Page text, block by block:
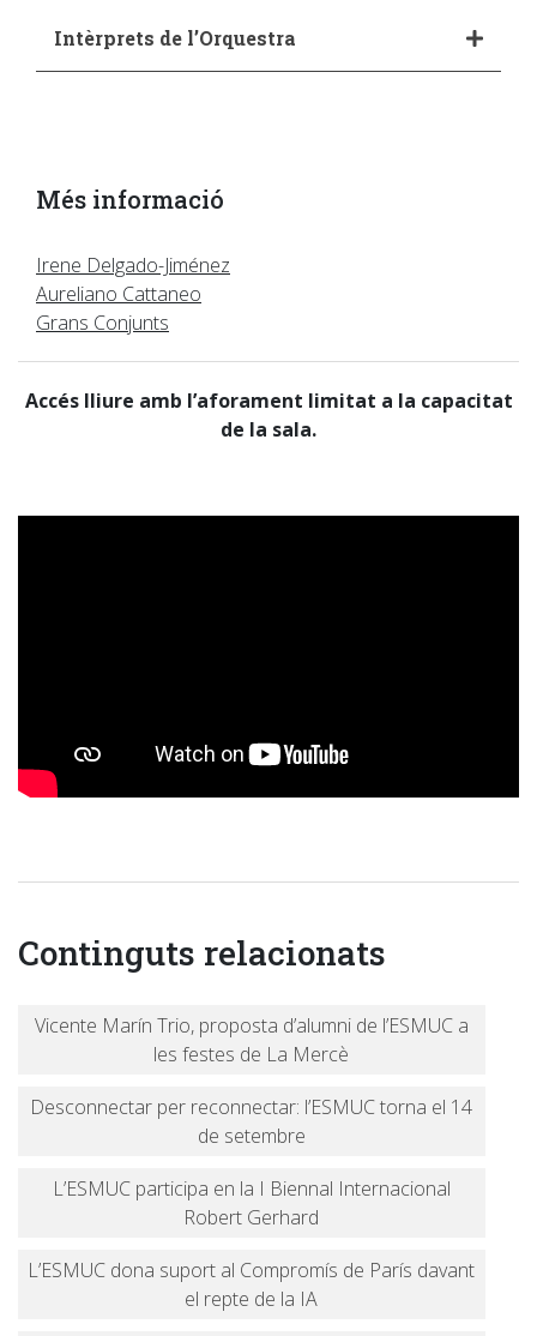
Intèrprets de l’Orquestra
Més informació
Irene Delgado-Jiménez
Aureliano Cattaneo
Grans Conjunts
Accés lliure amb l’aforament limitat a la capacitat
de la sala.
Continguts relacionats
Vicente Marín Trio, proposta d’alumni de l’ESMUC a
les festes de La Mercè
Desconnectar per reconnectar: l’ESMUC torna el 14
de setembre
L’ESMUC participa en la I Biennal Internacional
Robert Gerhard
L’ESMUC dona suport al Compromís de París davant
el repte de la IA